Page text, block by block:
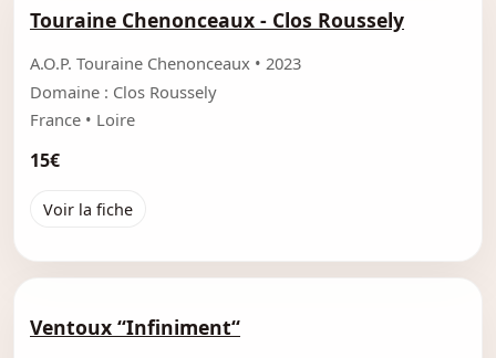
Touraine Chenonceaux - Clos Roussely
A.O.P. Touraine Chenonceaux • 2023
Domaine : Clos Roussely
France • Loire
15€
Voir la fiche
Ventoux “Infiniment“